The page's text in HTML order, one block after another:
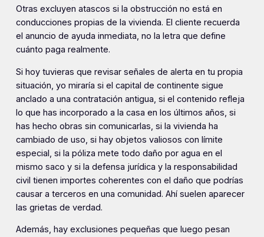
Otras excluyen atascos si la obstrucción no está en
conducciones propias de la vivienda. El cliente recuerda
el anuncio de ayuda inmediata, no la letra que define
cuánto paga realmente.
Si hoy tuvieras que revisar señales de alerta en tu propia
situación, yo miraría si el capital de continente sigue
anclado a una contratación antigua, si el contenido refleja
lo que has incorporado a la casa en los últimos años, si
has hecho obras sin comunicarlas, si la vivienda ha
cambiado de uso, si hay objetos valiosos con límite
especial, si la póliza mete todo daño por agua en el
mismo saco y si la defensa jurídica y la responsabilidad
civil tienen importes coherentes con el daño que podrías
causar a terceros en una comunidad. Ahí suelen aparecer
las grietas de verdad.
Además, hay exclusiones pequeñas que luego pesan